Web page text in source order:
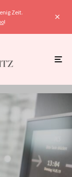
Zeit.
!